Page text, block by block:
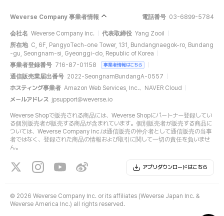
Weverse Company 事業者情報 電話番号 03-6899-5784
会社名 Weverse Company Inc. 代表取締役 Yang Zooil
所在地 C, 6F, PangyoTech-one Tower, 131, Bundangnaegok-ro, Bundang
-gu, Seongnam-si, Gyeonggi-do, Republic of Korea
事業者登録番号 716-87-01158 事業者情報はこちら
通信販売業届出番号 2022-SeongnamBundangA-0557
ホスティング事業者 Amazon Web Services, Inc.、NAVER Cloud
メールアドレス jpsupport@weverse.io
Weverse Shopで販売される商品には、Weverse Shopにパートナー登録してい
る個別販売者が販売する商品が含まれています。個別販売者が販売する商品に
ついては、Weverse Company Inc.は通信販売の仲介者として通信販売の当事
者ではなく、登録された商品の情報および取引に関して一切の責任を負いませ
ん。
アプリダウンロードはこちら
© 2026 Weverse Company Inc. or its affiliates (Weverse Japan Inc. &
Weverse America Inc.) all rights reserved.